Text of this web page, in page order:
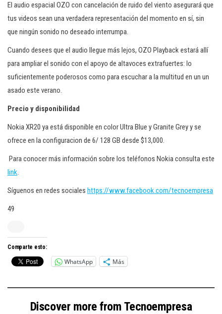
El audio espacial OZO con cancelación de ruido del viento asegurará que
tus videos sean una verdadera representación del momento en sí, sin
que ningún sonido no deseado interrumpa.
Cuando desees que el audio llegue más lejos, OZO Playback estará allí
para ampliar el sonido con el apoyo de altavoces extrafuertes: lo
suficientemente poderosos como para escuchar a la multitud en un un
asado este verano.
Precio y disponibilidad
Nokia XR20 ya está disponible en color Ultra Blue y Granite Grey y se
ofrece en la configuracion de 6/ 128 GB desde $13,000.
Para conocer más información sobre los teléfonos Nokia consulta este
link.
Síguenos en redes sociales https://www.facebook.com/tecnoempresa
49
Comparte esto:
WhatsApp Más
Discover more from Tecnoempresa